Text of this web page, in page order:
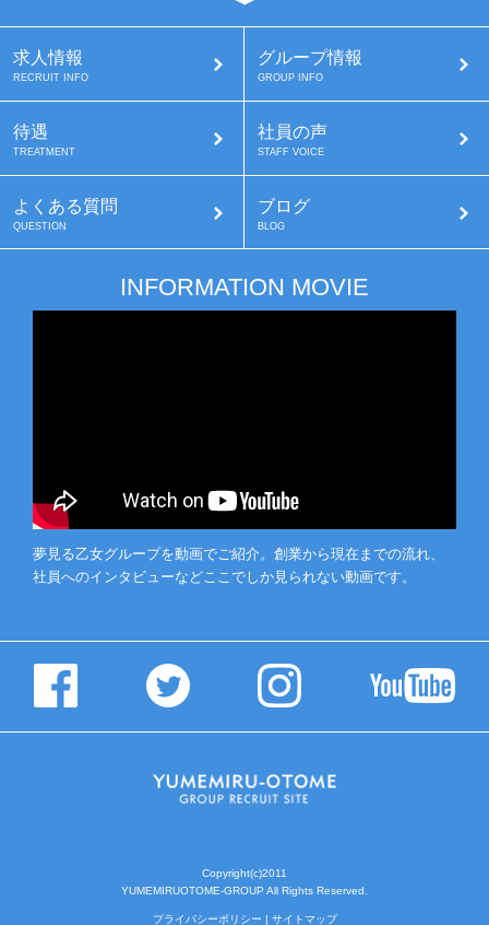
求人情報
RECRUIT INFO
グループ情報
GROUP INFO
待遇
TREATMENT
社員の声
STAFF VOICE
よくある質問
QUESTION
ブログ
BLOG
INFORMATION MOVIE
夢見る乙女グループを動画でご紹介。創業から現在までの流れ、
社員へのインタビューなどここでしか見られない動画です。
Copyright(c)2011
YUMEMIRUOTOME-GROUP All Rights Reserved.
プライバシーポリシー | サイトマップ